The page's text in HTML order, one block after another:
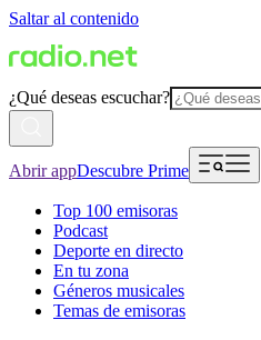
Saltar al contenido
¿Qué deseas escuchar?
Abrir appDescubre Prime
Top 100 emisoras
Podcast
Deporte en directo
En tu zona
Géneros musicales
Temas de emisoras